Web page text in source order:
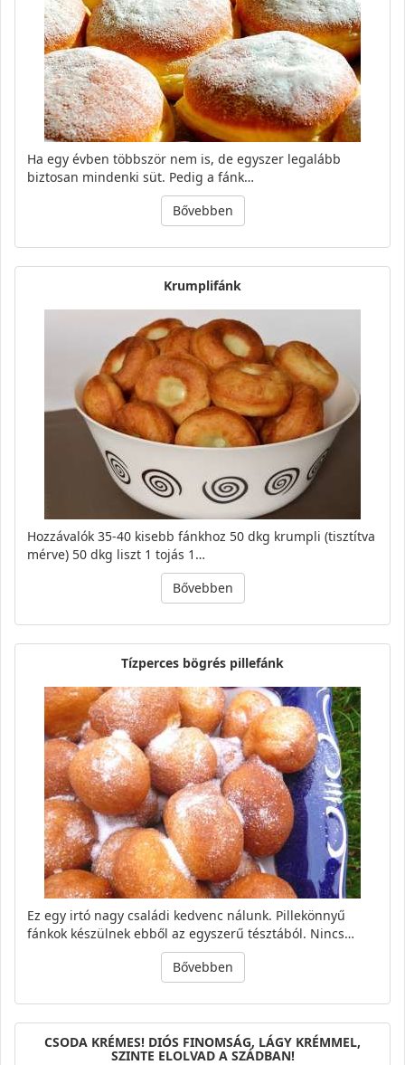
Ha egy évben többször nem is, de egyszer legalább
biztosan mindenki süt. Pedig a fánk…
Bővebben
Krumplifánk
Hozzávalók 35-40 kisebb fánkhoz 50 dkg krumpli (tisztítva
mérve) 50 dkg liszt 1 tojás 1…
Bővebben
Tízperces bögrés pillefánk
Ez egy irtó nagy családi kedvenc nálunk. Pillekönnyű
fánkok készülnek ebből az egyszerű tésztából. Nincs…
Bővebben
CSODA KRÉMES! DIÓS FINOMSÁG, LÁGY KRÉMMEL,
SZINTE ELOLVAD A SZÁDBAN!